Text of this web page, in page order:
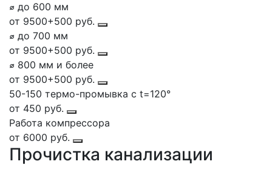
⌀ до 600 мм
от 9500+500 руб.
⌀ до 700 мм
от 9500+500 руб.
⌀ 800 мм и более
от 9500+500 руб.
50-150 термо-промывка с t=120°
от 450 руб.
Работа компрессора
от 6000 руб.
Прочистка канализации